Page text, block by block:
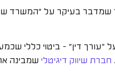
דין" – ביטוי כללי
חברת שיווק דיגיטלי שמבינה